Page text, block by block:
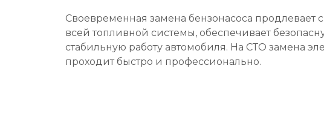
Своевременная замена бензонасоса продлевает
всей топливной системы, обеспечивает
стабильную работу автомобиля. На СТО замена
проходит быстро и профессионально.